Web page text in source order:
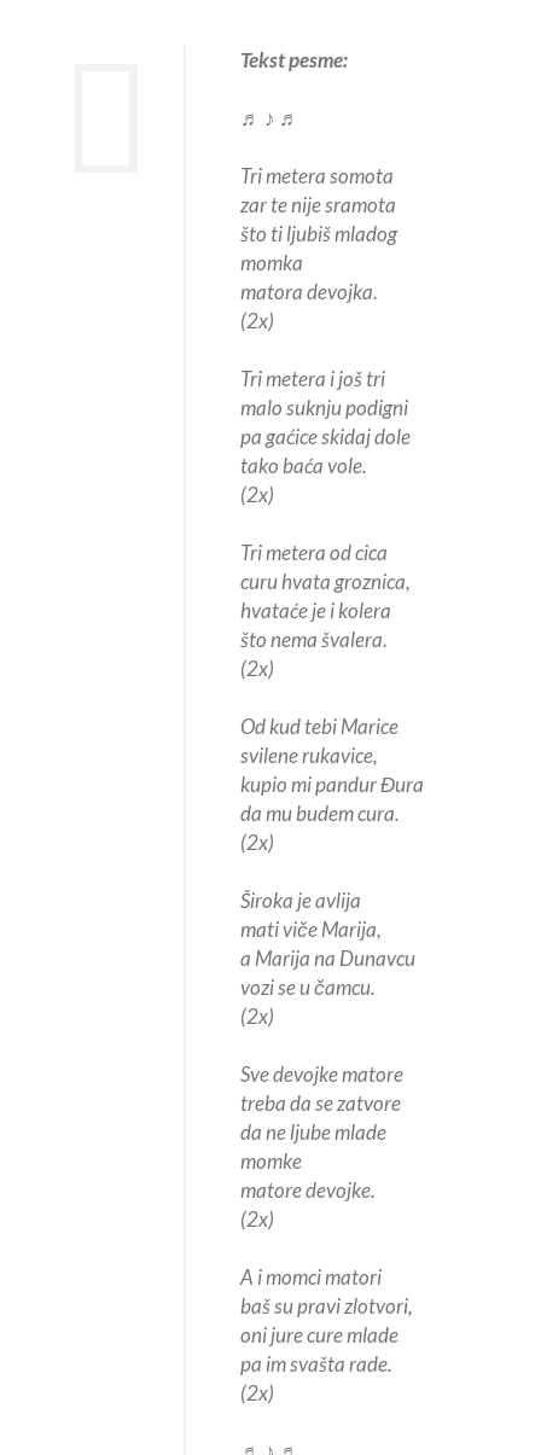
Tekst pesme:
♬ ♪ ♬
Tri metera somota
zar te nije sramota
što ti ljubiš mladog
momka
matora devojka.
(2x)
Tri metera i još tri
malo suknju podigni
pa gaćice skidaj dole
tako baća vole.
(2x)
Tri metera od cica
curu hvata groznica,
hvataće je i kolera
što nema švalera.
(2x)
Od kud tebi Marice
svilene rukavice,
kupio mi pandur Đura
da mu budem cura.
(2x)
Široka je avlija
mati viče Marija,
a Marija na Dunavcu
vozi se u čamcu.
(2x)
Sve devojke matore
treba da se zatvore
da ne ljube mlade
momke
matore devojke.
(2x)
A i momci matori
baš su pravi zlotvori,
oni jure cure mlade
pa im svašta rade.
(2x)